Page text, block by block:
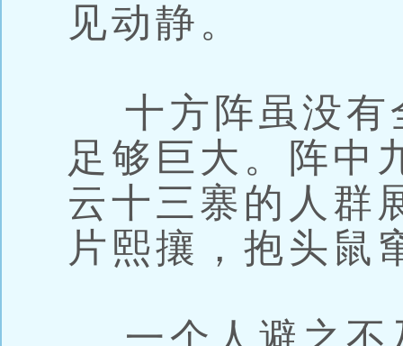
见动静。
十方阵虽没有
足够巨大。阵中
云十三寨的人群
片熙攘，抱头鼠